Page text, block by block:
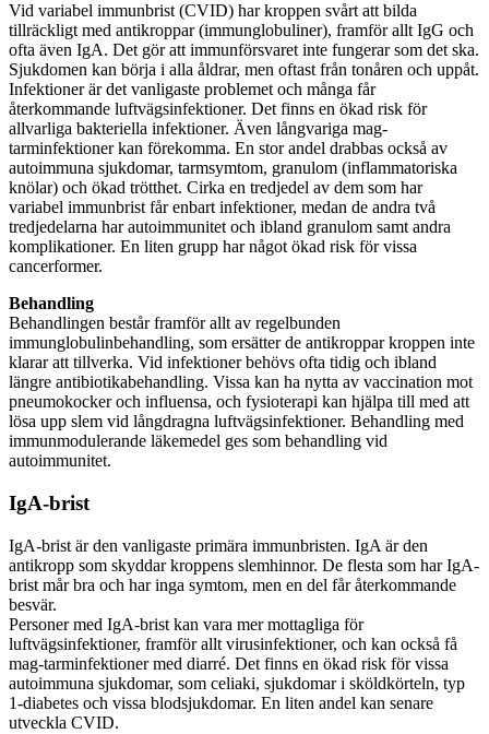
Vid variabel immunbrist (CVID) har kroppen svårt att bilda
tillräckligt med antikroppar (immunglobuliner), framför allt IgG och
ofta även IgA. Det gör att immunförsvaret inte fungerar som det ska.
Sjukdomen kan börja i alla åldrar, men oftast från tonåren och uppåt.
Infektioner är det vanligaste problemet och många får
återkommande luftvägsinfektioner. Det finns en ökad risk för
allvarliga bakteriella infektioner. Även långvariga mag-
tarminfektioner kan förekomma. En stor andel drabbas också av
autoimmuna sjukdomar, tarmsymtom, granulom (inflammatoriska
knölar) och ökad trötthet. Cirka en tredjedel av dem som har
variabel immunbrist får enbart infektioner, medan de andra två
tredjedelarna har autoimmunitet och ibland granulom samt andra
komplikationer. En liten grupp har något ökad risk för vissa
cancerformer.
Behandling
Behandlingen består framför allt av regelbunden
immunglobulinbehandling, som ersätter de antikroppar kroppen inte
klarar att tillverka. Vid infektioner behövs ofta tidig och ibland
längre antibiotikabehandling. Vissa kan ha nytta av vaccination mot
pneumokocker och influensa, och fysioterapi kan hjälpa till med att
lösa upp slem vid långdragna luftvägsinfektioner. Behandling med
immunmodulerande läkemedel ges som behandling vid
autoimmunitet.
IgA-brist
IgA-brist är den vanligaste primära immunbristen. IgA är den
antikropp som skyddar kroppens slemhinnor. De flesta som har IgA-
brist mår bra och har inga symtom, men en del får återkommande
besvär.
Personer med IgA-brist kan vara mer mottagliga för
luftvägsinfektioner, framför allt virusinfektioner, och kan också få
mag-tarminfektioner med diarré. Det finns en ökad risk för vissa
autoimmuna sjukdomar, som celiaki, sjukdomar i sköldkörteln, typ
1-diabetes och vissa blodsjukdomar. En liten andel kan senare
utveckla CVID.